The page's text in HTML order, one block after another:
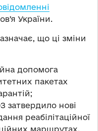
України.
що ці зміни
допомога
пакетах
затвердило нові
реабілітаційної
маршрутах.